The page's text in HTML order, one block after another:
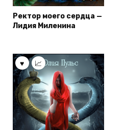
Ректор моего сердца —
Лидия Миленина